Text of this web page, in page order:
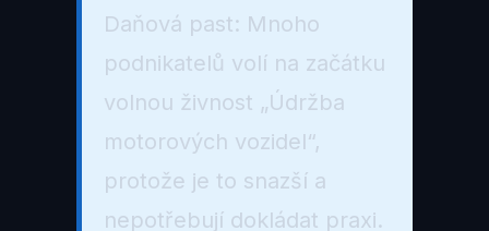
Daňová past: Mnoho
podnikatelů volí na začátku
volnou živnost „Údržba
motorových vozidel“,
protože je to snazší a
nepotřebují dokládat praxi.